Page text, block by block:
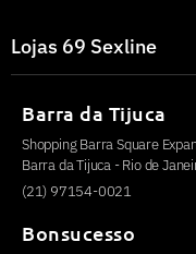
Lojas 69 Sexline
Barra da Tijuca
Shopping Barra Square
Barra da Tijuca - Rio de
(21) 97154-0021
Bonsucesso